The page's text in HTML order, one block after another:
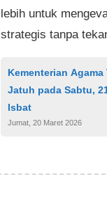
lebih untuk
strategis tanpa
Kementerian
Jatuh pada Sabtu,
Isbat
Jumat, 20 Maret 2026